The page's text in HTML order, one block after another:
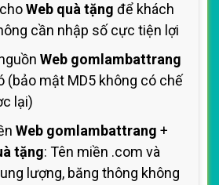
Web quà tặng để khách
cần nhập số cực tiện lợi
Web gomlambattrang
(bảo mật MD5 không có chế
lại)
Web gomlambattrang +
tặng: Tên miền .com và
lượng, băng thông không